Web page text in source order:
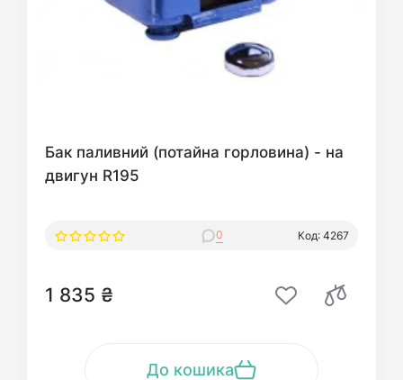
Бак паливний (потайна горловина) - на
двигун R195
0 Код: 4267
1 835 ₴
До кошика